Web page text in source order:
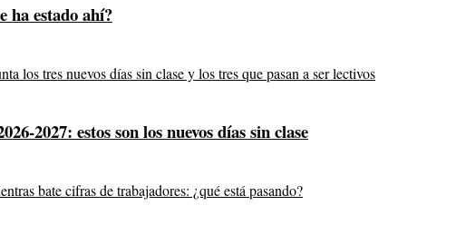
ha estado ahí?
2027: estos son los nuevos días sin clase